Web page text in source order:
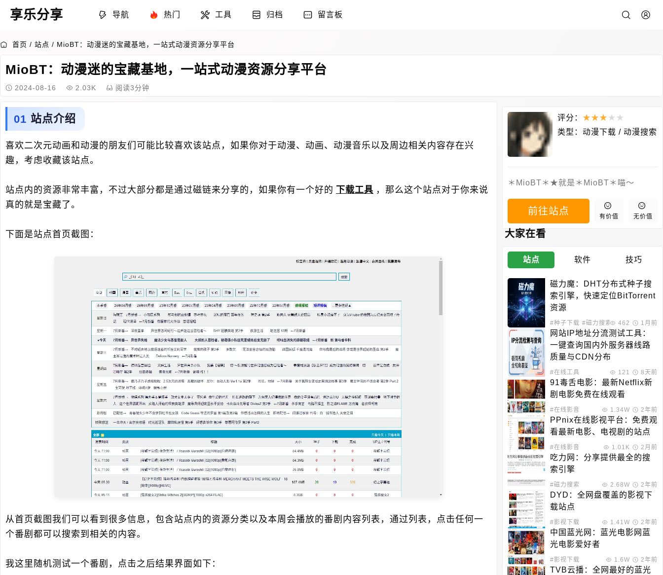
享乐分享 导航 热门 工具 归档 留言板
首页 / 站点 / MioBT：动漫迷的宝藏基地，一站式动漫资源分享平台
MioBT：动漫迷的宝藏基地，一站式动漫资源分享平台
2024-08-16 2.03K 阅读3分钟
站点介绍
喜欢二次元动画和动漫的朋友们可能比较喜欢该站点，如果你对于动漫、动画、动漫音乐以及周边相关内容存在兴
趣，考虑收藏该站点。
站点内的资源非常丰富，不过大部分都是通过磁链来分享的，如果你有一个好的 下载工具 ，那么这个站点对于你来说
真的就是宝藏了。
下面是站点首页截图：
从首页截图我们可以看到很多信息，包含站点内的资源分类以及本周会播放的番剧内容列表，通过列表，点击任何一
个番剧都可以搜索到相关的内容。
我这里随机测试一个番剧，点击之后结果界面如下：
评分： ★★★ ★ ★
类型：动漫下载 /动漫搜索
＊MioBT＊★就是＊MioBT＊喵～
前往站点 有价值 无价值
大家在看
站点 软件 技巧
磁力魔：DHT分布式种子搜
索引擎，快速定位BitTorrent
资源
#种子下载 #磁力搜索 462 1月前
网站IP地址分流测试工具：
一键查询国内外服务器线路
质量与CDN分布
#在线工具 121 8天前
91毒舌电影：最新Netflix新
剧电影免费在线观看
#在线影音 1.34W 2年前
PPnix在线影视平台：免费观
看最新电影、电视剧的站点
#在线影音 1.01K 2月前
吃力网：分享提供最全的搜
索引擎
#磁力搜索 2.68W 2年前
DYD：全网盘覆盖的影视下
载站点
#影视下载 1.41W 2年前
中国蓝光网：蓝光电影网蓝
光电影爱好者
#影视下载 1.6W 2年前
TVB云播：全网最好的蓝光